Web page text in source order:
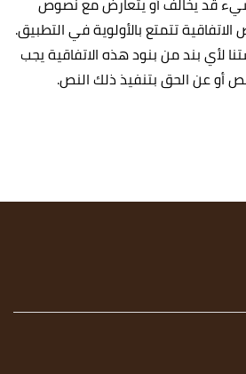
تتمتع بالأولوية في التطبيق.
لأي بند من بنود هذه الاتفاقية يجب
أو عن الحق بتنفيذ ذلك النص.